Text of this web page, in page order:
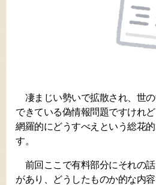
凄まじい勢いで拡散され、世
できている偽情報問題ですけれ
網羅的にどうすべえという総花
す。
前回ここで有料部分にそれの
があり、どうしたものか的な内